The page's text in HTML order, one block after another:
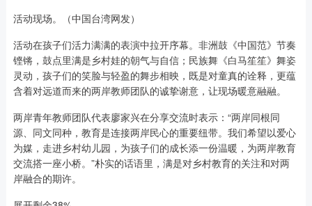
活动现场。（中国台湾网发）
活动在孩子们活力满满的表演中拉开序幕。非洲鼓《中国范》节奏
铿锵，鼓点里满是乡村娃的朝气与自信；民族舞《白马笙笙》舞姿
灵动，孩子们的笑脸与轻盈的舞步相映，既是对童真的诠释，更蕴
含着对远道而来的两岸教师团队的诚挚谢意，让现场暖意融融。
两岸青年教师团队代表廖家兴在分享交流时表示：“两岸同根同
源、同文同种，教育是连接两岸民心的重要纽带。我们希望以爱心
为媒，走进乡村幼儿园，为孩子们的成长添一份温暖，为两岸教育
交流搭一座小桥。”朴实的话语里，满是对乡村教育的关注和对两
岸融合的期许。